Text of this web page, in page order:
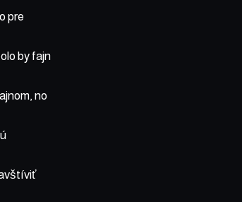
pre
by fajn
no